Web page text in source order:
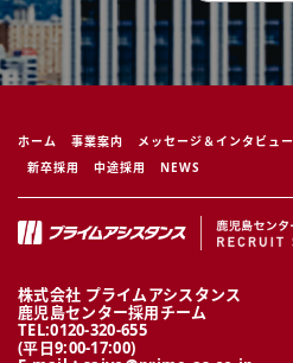
ホーム 事業案内 メッセージ＆インタビュー
新卒採用
中途採用 NEWS
株式会社 プライムアシスタンス
鹿児島センター採用チーム
TEL:0120-320-655
(平日9:00-17:00)